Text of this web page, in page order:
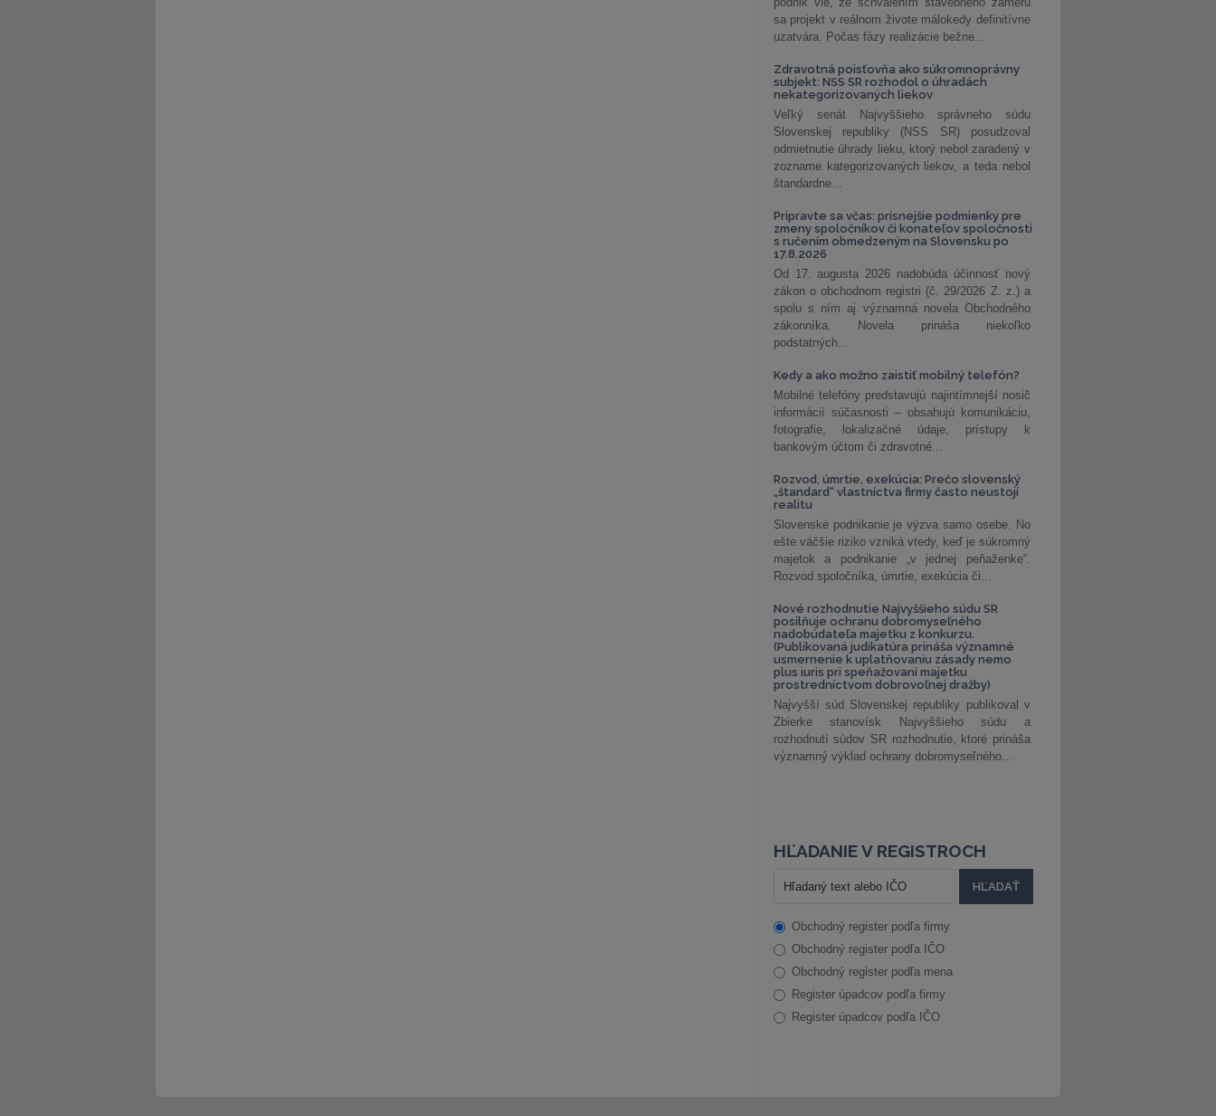
sa projekt v reálnom živote málokedy definitívne
uzatvára. Počas fázy realizácie bežne...
Zdravotná poisťovňa ako súkromnoprávny
subjekt: NSS SR rozhodol o úhradách
nekategorizovaných liekov
Veľký senát Najvyššieho správneho súdu
Slovenskej republiky (NSS SR) posudzoval
odmietnutie úhrady lieku, ktorý nebol zaradený v
zozname kategorizovaných liekov, a teda nebol
štandardne...
Pripravte sa včas: prísnejšie podmienky pre
zmeny spoločníkov či konateľov spoločnosti
s ručením obmedzeným na Slovensku po
17.8.2026
Od 17. augusta 2026 nadobúda účinnosť nový
zákon o obchodnom registri (č. 29/2026 Z. z.) a
spolu s ním aj významná novela Obchodného
zákonníka. Novela prináša niekoľko
podstatných...
Kedy a ako možno zaistiť mobilný telefón?
Mobilné telefóny predstavujú najintímnejší nosič
informácií súčasnosti – obsahujú komunikáciu,
fotografie, lokalizačné údaje, prístupy k
bankovým účtom či zdravotné...
Rozvod, úmrtie, exekúcia: Prečo slovenský
„štandard“ vlastníctva firmy často neustojí
realitu
Slovenské podnikanie je výzva samo osebe. No
ešte väčšie riziko vzniká vtedy, keď je súkromný
majetok a podnikanie „v jednej peňaženke“.
Rozvod spoločníka, úmrtie, exekúcia či...
Nové rozhodnutie Najvyššieho súdu SR
posilňuje ochranu dobromyseľného
nadobúdateľa majetku z konkurzu.
(Publikovaná judikatúra prináša významné
usmernenie k uplatňovaniu zásady nemo
plus iuris pri speňažovaní majetku
prostredníctvom dobrovoľnej dražby)
Najvyšší súd Slovenskej republiky publikoval v
Zbierke stanovísk Najvyššieho súdu a
rozhodnutí súdov SR rozhodnutie, ktoré prináša
významný výklad ochrany dobromyseľného...
HĽADANIE V REGISTROCH
Obchodný register podľa firmy
Obchodný register podľa IČO
Obchodný register podľa mena
Register úpadcov podľa firmy
Register úpadcov podľa IČO